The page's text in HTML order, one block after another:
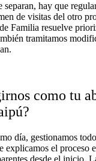
separan, hay que
de visitas del otro
Familia resuelve
tramitamos
como tu
día, gestionamos
explicamos el proceso
desde el inicio.